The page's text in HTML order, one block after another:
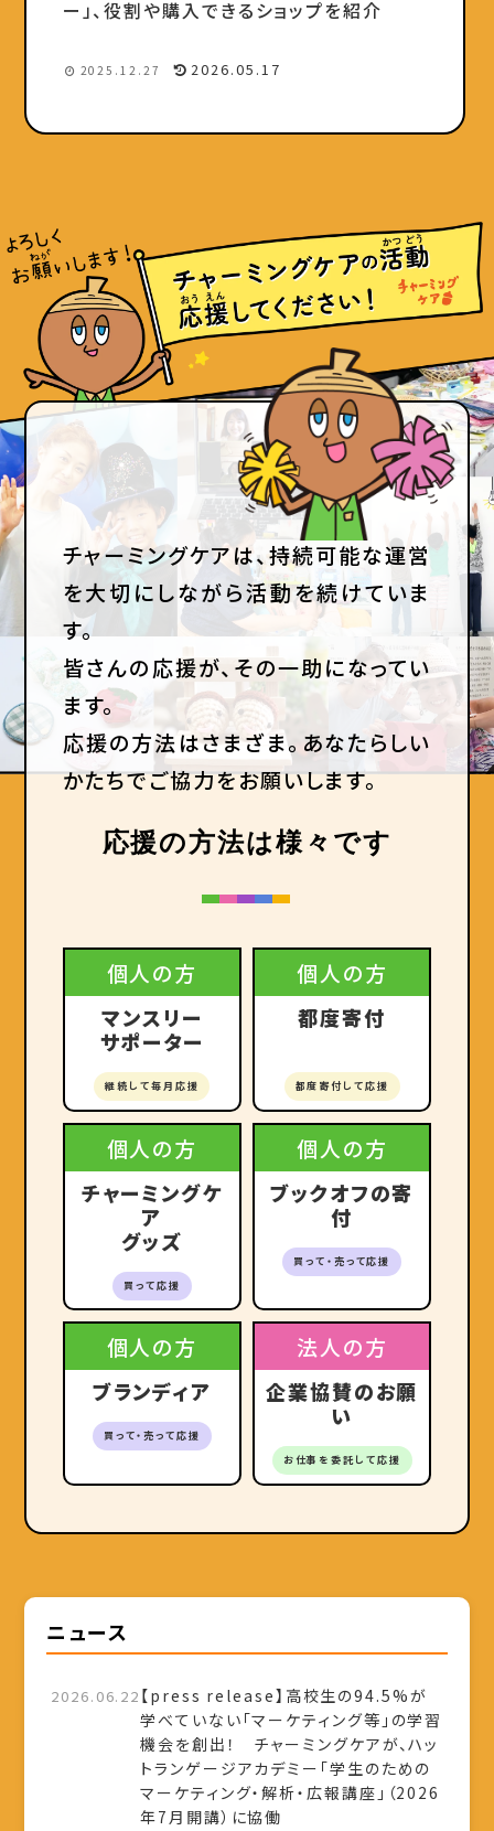
ー」、役割や購入できるショップを紹介
2025.12.27 2026.05.17
チャーミングケアは、持続可能な運営
を大切にしながら活動を続けていま
す。
皆さんの応援が、その一助になってい
ます。
応援の方法はさまざま。あなたらしい
かたちでご協力をお願いします。
応援の方法は様々です
個人の方
マンスリー
サポーター
継続して毎月応援
個人の方
都度寄付
都度寄付して応援
個人の方
チャーミングケ
ア
グッズ
買って応援
個人の方
ブックオフの寄
付
買って・売って応援
個人の方
ブランディア
買って・売って応援
法人の方
企業協賛のお願
い
お仕事を委託して応援
ニュース
2026.06.22 【press release】高校生の94.5%が
学べていない「マーケティング等」の学習
機会を創出！ チャーミングケアが、ハッ
トランゲージアカデミー「学生のための
マーケティング・解析・広報講座」（2026
年7月開講）に協働